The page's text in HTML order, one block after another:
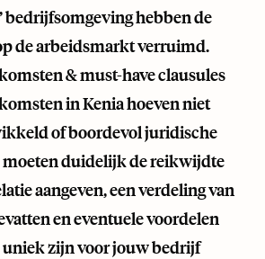
bedrijfsomgeving hebben de
de arbeidsmarkt verruimd.
& must-have clausules
in Kenia hoeven niet
of boordevol juridische
moeten duidelijk de reikwijdte
aangeven, een verdeling van
en eventuele voordelen
zijn voor jouw bedrijf